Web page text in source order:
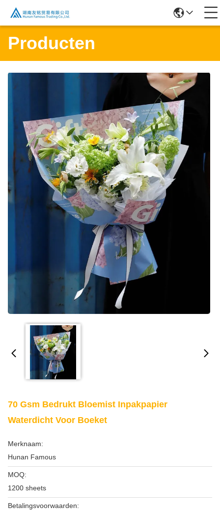
Producten
70 Gsm Bedrukt Bloemist Inpakpapier
Waterdicht Voor Boeket
Merknaam:
Hunan Famous
MOQ:
1200 sheets
Betalingsvoorwaarden: